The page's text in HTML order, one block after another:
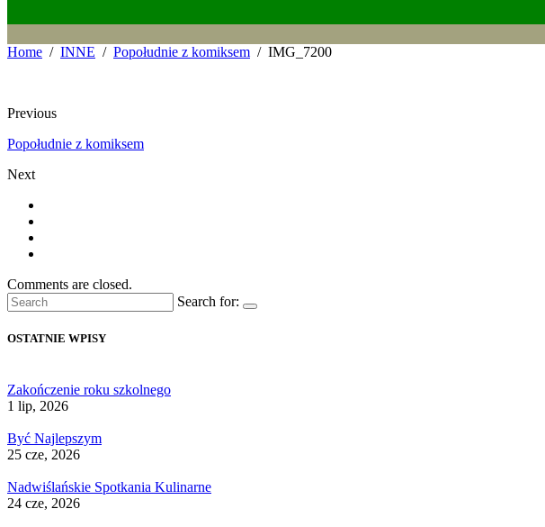
Home INNE Popołudnie z komiksem IMG_7200
Previous
Popołudnie z komiksem
Next
Comments are closed.
Search for:
OSTATNIE WPISY
Zakończenie roku szkolnego
1 lip, 2026
Być Najlepszym
25 cze, 2026
Nadwiślańskie Spotkania Kulinarne
24 cze, 2026